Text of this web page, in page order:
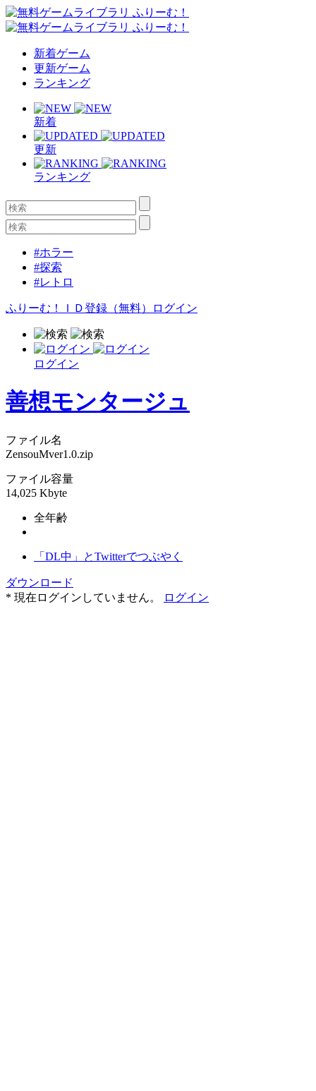
新着ゲーム
更新ゲーム
ランキング
新着
更新
ランキング
#ホラー
#探索
#レトロ
ふりーむ！ＩＤ登録（無料） ログイン
ログイン
善想モンタージュ
ファイル名
ZensouMver1.0.zip
ファイル容量
14,025 Kbyte
全年齢
「DL中」とTwitterでつぶやく
ダウンロード
* 現在ログインしていません。
ログイン